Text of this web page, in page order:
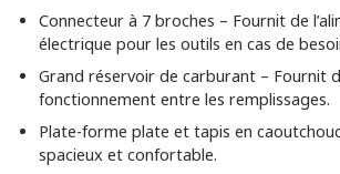
Connecteur à 7 broches – Fournit de
électrique pour les outils en cas de
Grand réservoir de carburant – Fournit
fonctionnement entre les remplissages.
Plate-forme plate et tapis en
spacieux et confortable.